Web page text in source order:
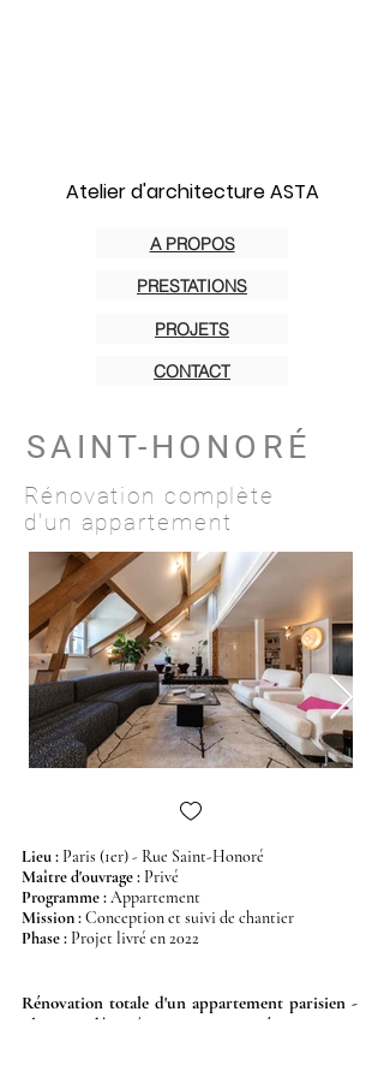
A PROPOS
PRESTATIONS
PROJETS
CONTACT
Atelier d'architecture ASTA
SAINT-HONORÉ
Rénovation complète
d'un appartement
Lieu : Paris (1er) - Rue Saint-Honoré
Maître d'ouvrage: Privé
Programme:Appartement
Mission:Conception et suivi de chantier
Phase: Projet livré en 2022
Rénovation totale d'un appartement parisien -
Place Vendôme / rue Saint-Honoré.